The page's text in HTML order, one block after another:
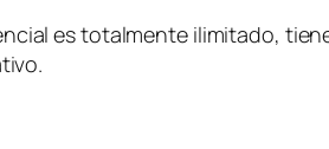
es totalmente ilimitado,